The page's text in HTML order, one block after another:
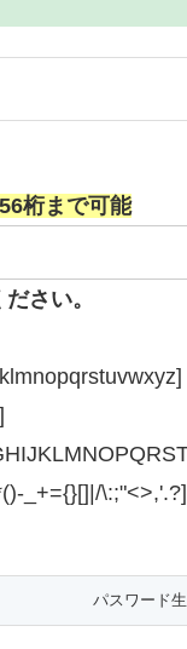
桁まで可能
さい。
_+={}[]|/\:;"<>,'.?]